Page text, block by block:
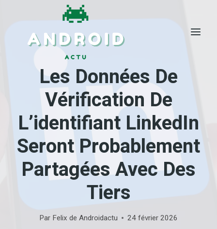
Les Données De
Vérification De
L’identifiant LinkedIn
Seront Probablement
Partagées Avec Des
Tiers
Par Felix de Androidactu 24 février 2026